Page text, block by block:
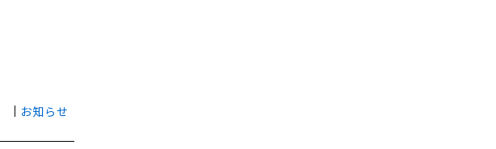
お知らせ